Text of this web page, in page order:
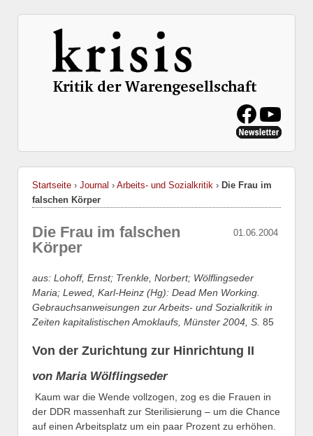
Startseite › Journal › Arbeits- und Sozialkritik › Die Frau im
falschen Körper
01.06.2004
Die Frau im falschen
Körper
aus: Lohoff, Ernst; Trenkle, Norbert; Wölflingseder
Maria; Lewed, Karl-Heinz (Hg): Dead Men Working.
Gebrauchsanweisungen zur Arbeits- und Sozialkritik in
Zeiten kapitalistischen Amoklaufs, Münster 2004, S. 85
Von der Zurichtung zur Hinrichtung II
von Maria Wölflingseder
Kaum war die Wende vollzogen, zog es die Frauen in
der DDR massenhaft zur Sterilisierung – um die Chance
auf einen Arbeitsplatz um ein paar Prozent zu erhöhen.